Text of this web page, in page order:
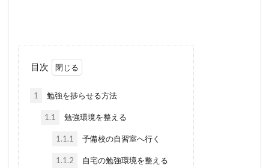
目次
1 勉強を捗らせる方法
1.1 勉強環境を整える
1.1.1 予備校の自習室へ行く
1.1.2 自宅の勉強環境を整える